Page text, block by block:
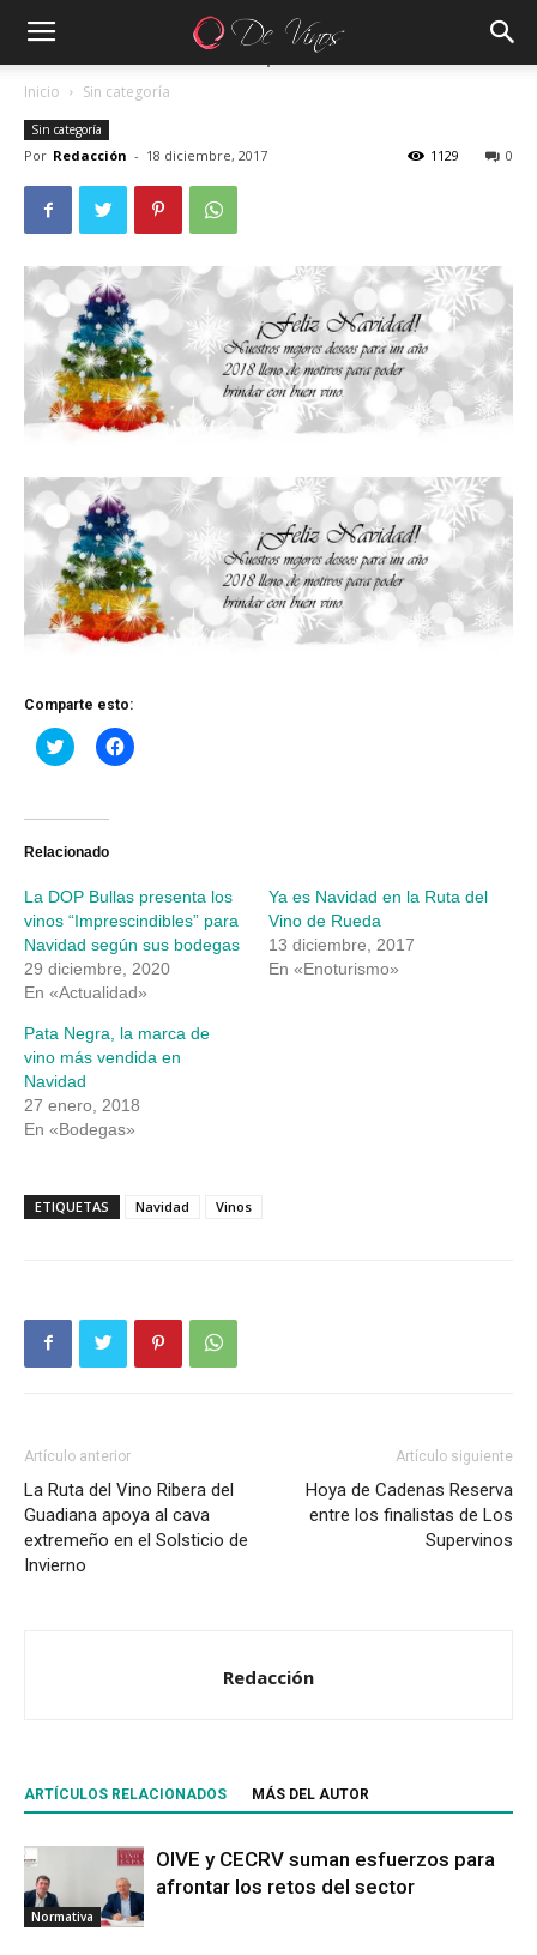
Inicio Sin categoría
Sin categoría
Por Redacción - 18 diciembre, 2017 0
1129
Comparte esto:
Haz
clic
Twitter
abre
ventana
nueva)
Haz
clic
ventana
nueva)
Relacionado
La DOP Bullas presenta los
vinos “Imprescindibles” para
Navidad según sus bodegas
29 diciembre, 2020
En «Actualidad»
Ya es Navidad en la Ruta del
Vino de Rueda
13 diciembre, 2017
En «Enoturismo»
Pata Negra, la marca de
vino más vendida en
Navidad
27 enero, 2018
En «Bodegas»
ETIQUETAS Navidad Vinos
Artículo anterior
La Ruta del Vino Ribera del
Guadiana apoya al cava
extremeño en el Solsticio de
Invierno
Artículo siguiente
Hoya de Cadenas Reserva
entre los finalistas de Los
Supervinos
Redacción
ARTÍCULOS RELACIONADOS MÁS DEL AUTOR
Normativa
OIVE y CECRV suman esfuerzos para
afrontar los retos del sector